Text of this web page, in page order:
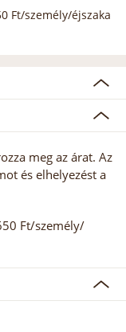
Ft/személy/éjszaka
meg az árat. Az
és elhelyezést a
Ft/személy/